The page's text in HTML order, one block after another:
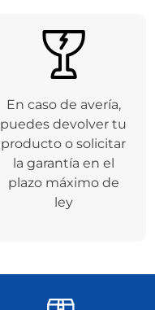
En caso de avería,
puedes devolver tu
producto o solicitar
la garantía en el
plazo máximo de
ley